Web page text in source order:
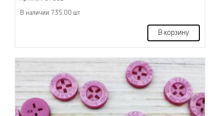
В наличии 735.00 шт
В корзину